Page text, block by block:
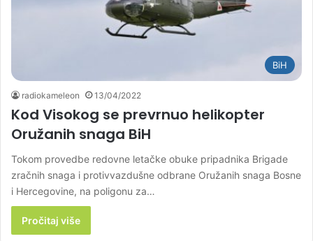
BiH
radiokameleon 13/04/2022
Kod Visokog se prevrnuo helikopter
Oružanih snaga BiH
Tokom provedbe redovne letačke obuke pripadnika Brigade
zračnih snaga i protivvazdušne odbrane Oružanih snaga Bosne
i Hercegovine, na poligonu za…
Pročitaj više